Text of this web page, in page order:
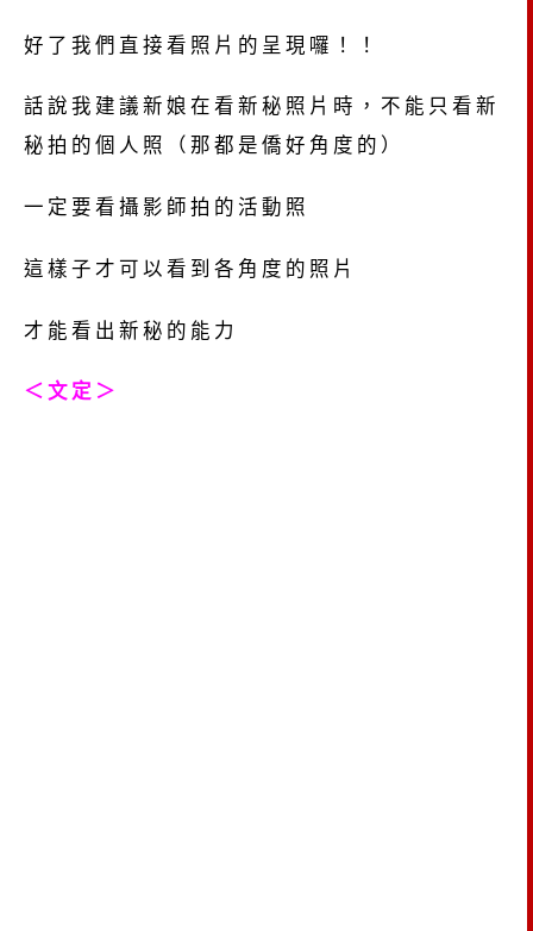
好了我們直接看照片的呈現囉！！
話說我建議新娘在看新秘照片時，不能只看新
秘拍的個人照（那都是僑好角度的）
一定要看攝影師拍的活動照
這樣子才可以看到各角度的照片
才能看出新秘的能力
＜文定＞